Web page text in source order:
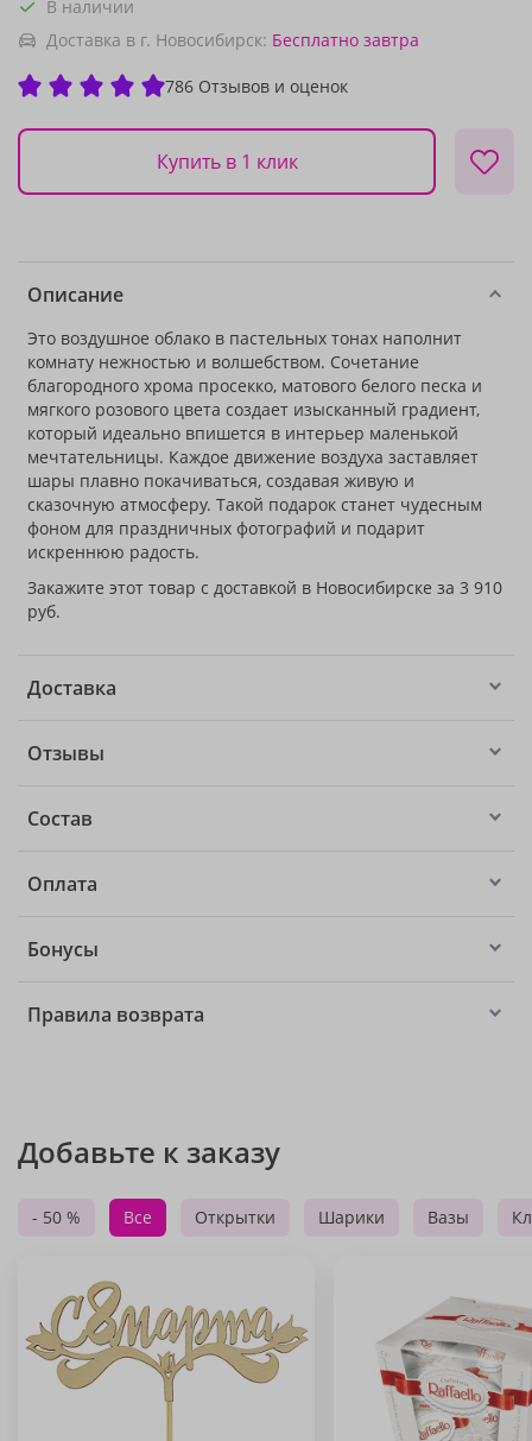
В наличии
Доставка в г. Новосибирск: Бесплатно завтра
786 Отзывов и оценок
Купить в 1 клик
Описание
Это воздушное облако в пастельных тонах наполнит
комнату нежностью и волшебством. Сочетание
благородного хрома просекко, матового белого песка и
мягкого розового цвета создает изысканный градиент,
который идеально впишется в интерьер маленькой
мечтательницы. Каждое движение воздуха заставляет
шары плавно покачиваться, создавая живую и
сказочную атмосферу. Такой подарок станет чудесным
фоном для праздничных фотографий и подарит
искреннюю радость.
Закажите этот товар с доставкой в Новосибирске за 3 910
руб.
Доставка
Отзывы
Состав
Оплата
Бонусы
Правила возврата
Добавьте к заказу
- 50 % Все Открытки Шарики Вазы